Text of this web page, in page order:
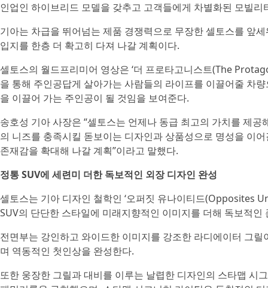
인업인 하이브리드 모델을 갖추고 고객들에게 차별화된 모빌
기아는 차급을 뛰어넘는 제품 경쟁력으로 무장한 셀토스를 앞
입지를 한층 더 확고히 다져 나갈 계획이다.
셀토스의 월드프리미어 영상은 ‘더 프로타고니스트(The
을 통해 주인공답게 살아가는 사람들의 라이프를 이끌어줄 차
을 이끌어 가는 주인공이 될 것임을 보여준다.
송호성 기아 사장은 “셀토스는 언제나 동급 최고의 가치를 제
의 니즈를 충족시킬 돋보이는 디자인과 상품성으로 명성을 이
존재감을 확대해 나갈 계획”이라고 말했다.
정통 SUV에 세련미 더한 독보적인 외장 디자인 완성
셀토스는 기아 디자인 철학인 ‘오퍼짓 유나이티드(Opposites
SUV의 단단한 스타일에 미래지향적인 이미지를 더해 독보적인
전면부는 강인하고 와이드한 이미지를 강조한 라디에이터 그
며 역동적인 첫인상을 완성한다.
또한 웅장한 그릴과 대비를 이루는 날렵한 디자인의 스타맵 시